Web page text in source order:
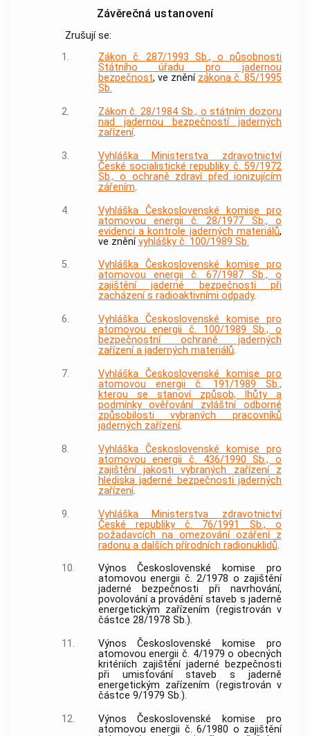
Závěrečná ustanovení
Zrušují se:
1.
Zákon č. 287/1993 Sb., o působnosti
Státního úřadu pro jadernou
bezpečnost, ve znění zákona č. 85/1995
Sb.
2.
Zákon č. 28/1984 Sb., o státním dozoru
nad jadernou bezpečností jaderných
zařízení.
3.
Vyhláška Ministerstva zdravotnictví
České socialistické republiky č. 59/1972
Sb., o ochraně zdraví před ionizujícím
zářením.
4.
Vyhláška Československé komise pro
atomovou energii č. 28/1977 Sb., o
evidenci a kontrole jaderných materiálů,
ve zněnívyhlášky č. 100/1989 Sb.
5.
Vyhláška Československé komise pro
atomovou energii č. 67/1987 Sb., o
zajištění jaderné bezpečnosti při
zacházení s radioaktivními odpady.
6.
Vyhláška Československé komise pro
atomovou energii č. 100/1989 Sb., o
bezpečnostní ochraně jaderných
zařízení a jaderných materiálů.
7.
Vyhláška Československé komise pro
atomovou energii č. 191/1989 Sb.,
kterou se stanoví způsob, lhůty a
podmínky ověřování zvláštní odborné
způsobilosti vybraných pracovníků
jaderných zařízení.
8.
Vyhláška Československé komise pro
atomovou energii č. 436/1990 Sb., o
zajištění jakosti vybraných zařízení z
hlediska jaderné bezpečnosti jaderných
zařízení.
9.
Vyhláška Ministerstva zdravotnictví
České republiky č. 76/1991 Sb., o
požadavcích na omezování ozáření z
radonu a dalších přírodních radionuklidů.
10.
Výnos Československé komise pro
atomovou energii č. 2/1978 o zajištění
jaderné bezpečnosti při navrhování,
povolování a provádění staveb s jaderně
energetickým zařízením (registrován v
částce 28/1978 Sb.).
11.
Výnos Československé komise pro
atomovou energii č. 4/1979 o obecných
kritériích zajištění jaderné bezpečnosti
při umisťování staveb s jaderně
energetickým zařízením (registrován v
částce 9/1979 Sb.).
12.
Výnos Československé komise pro
atomovou energii č. 6/1980 o zajištění